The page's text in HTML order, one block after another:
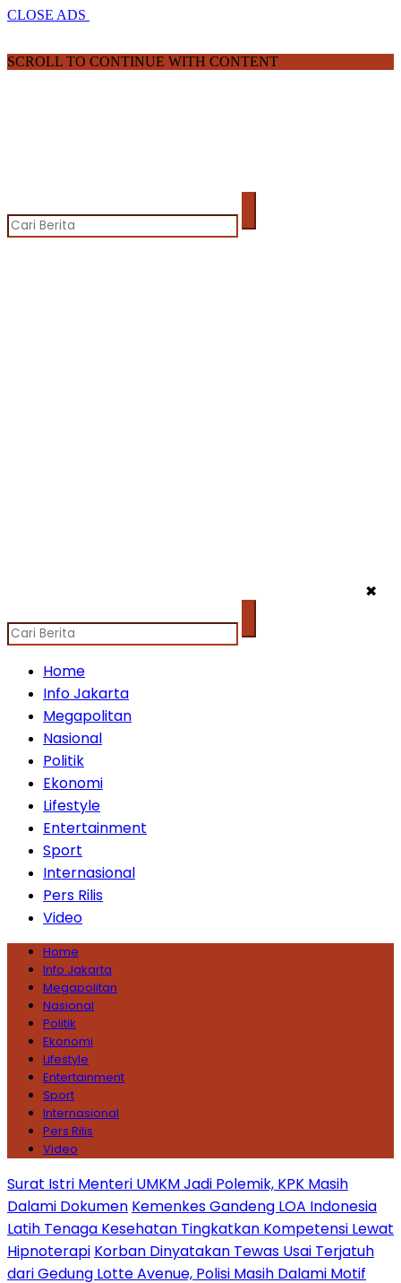
CLOSE ADS
SCROLL TO CONTINUE WITH CONTENT
✖
Home
Info Jakarta
Megapolitan
Nasional
Politik
Ekonomi
Lifestyle
Entertainment
Sport
Internasional
Pers Rilis
Video
Home
Info Jakarta
Megapolitan
Nasional
Politik
Ekonomi
Lifestyle
Entertainment
Sport
Internasional
Pers Rilis
Video
Surat Istri Menteri UMKM Jadi Polemik, KPK Masih
Dalami Dokumen Kemenkes Gandeng LOA Indonesia
Latih Tenaga Kesehatan Tingkatkan Kompetensi Lewat
Hipnoterapi Korban Dinyatakan Tewas Usai Terjatuh
dari Gedung Lotte Avenue, Polisi Masih Dalami Motif